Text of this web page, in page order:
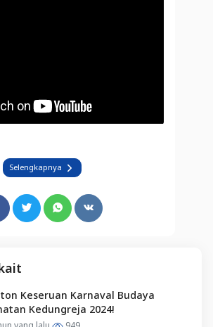
Selengkapnya
Keseruan Karnaval Budaya
Kedungreja 2024!